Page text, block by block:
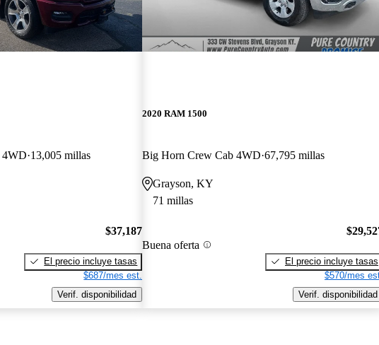
4WD 13,005 millas
$37,187
El precio incluye tasas
$687/mes est.
Verif. disponibilidad
2020 RAM 1500
Big Horn Crew Cab 4WD 67,795 millas
Grayson, KY
71 millas
Buena oferta
El precio incluye tasas
$570/mes
Verif. disponibilidad